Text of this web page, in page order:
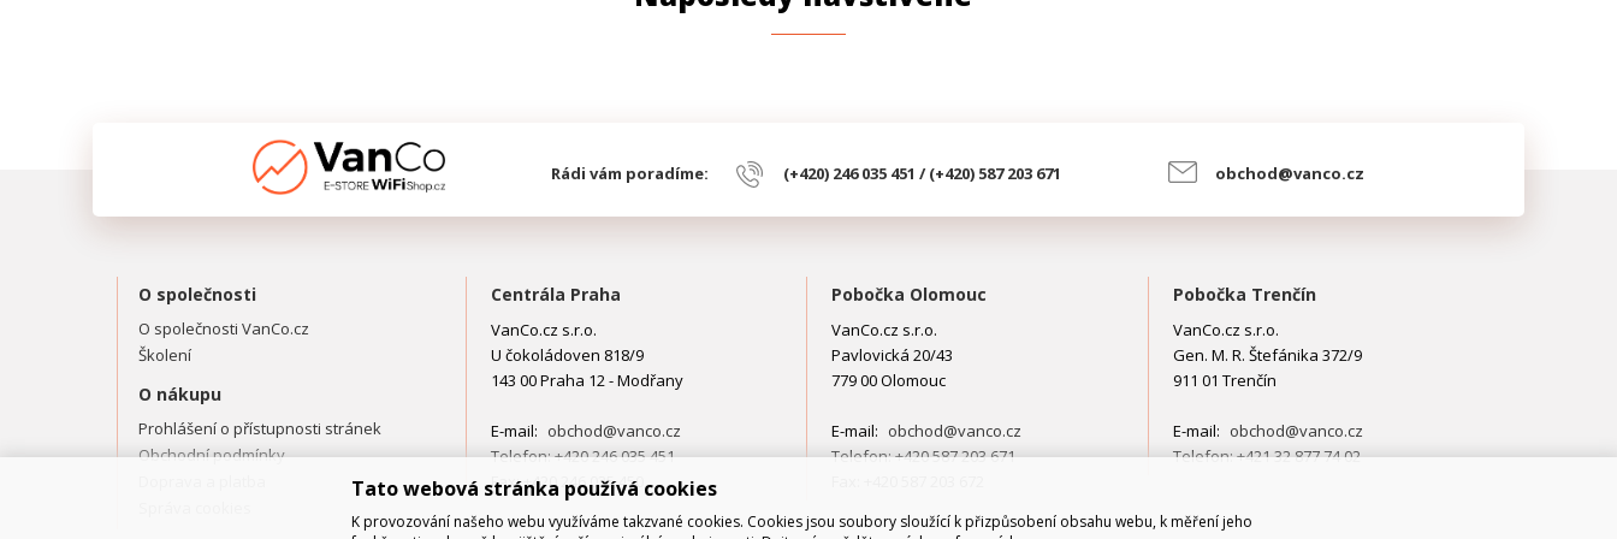
Rádi vám poradíme: (+420) 246 035 451 / (+420) 587 203 671 obchod@vanco.cz
O společnosti
O společnosti VanCo.cz
Školení
O nákupu
Prohlášení o přístupnosti stránek
Obchodní podmínky
Centrála Praha
VanCo.cz s.r.o.
U čokoládoven 818/9
143 00 Praha 12 - Modřany
E-mail: obchod@vanco.cz
Telefon: +420 246 035 451
Fax: +420 246 035 450
Pobočka Olomouc
VanCo.cz s.r.o.
Pavlovická 20/43
779 00 Olomouc
E-mail: obchod@vanco.cz
Telefon: +420 587 203 671
Pobočka Trenčín
VanCo.cz s.r.o.
Gen. M. R. Štefánika 372/9
911 01 Trenčín
E-mail: obchod@vanco.cz
Telefon: +421 32 877 74 02
Tato webová stránka používá cookies
K provozování našeho webu využíváme takzvané cookies. Cookies jsou soubory sloužící k přizpůsobení obsahu webu, k měření jeho